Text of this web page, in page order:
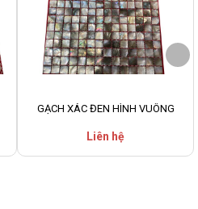
GẠCH XÁC ĐEN HÌNH VUÔNG
Liên hệ